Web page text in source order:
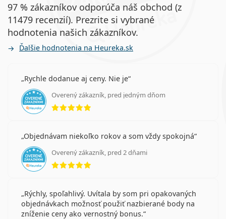
97 % zákazníkov odporúča náš obchod (z
11479 recenzií). Prezrite si vybrané
hodnotenia našich zákazníkov.
Ďalšie hodnotenia na Heureka.sk
Rychle dodanue aj ceny. Nie je
Overený zákazník, pred jedným dňom
hodnotenie 5 z 5
Objednávam niekoľko rokov a som vždy spokojná
Overený zákazník, pred 2 dňami
hodnotenie 5 z 5
Rýchly, spoľahlivý. Uvítala by som pri opakovaných
objednávkach možnosť použiť nazbierané body na
zníženie ceny ako vernostný bonus.